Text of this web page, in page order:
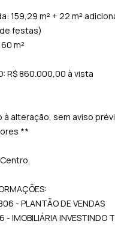
159,29 m² + 22 m²
festas)
m²
R$ 860.000,00 à vista
à alteração, sem aviso
**
- PLANTÃO DE VENDAS
IMOBILIÁRIA INVESTINDO